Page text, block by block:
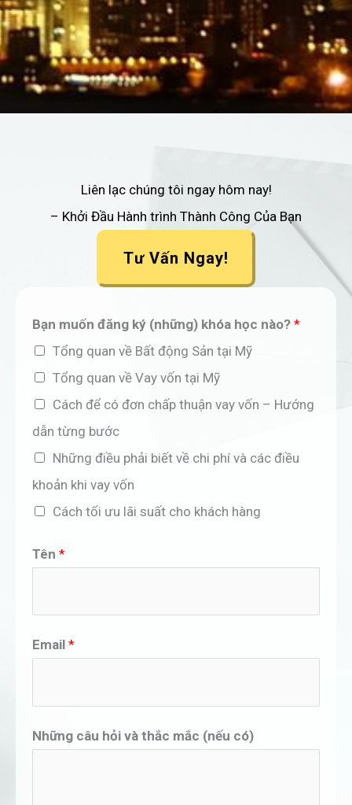
Liên lạc chúng tôi ngay hôm nay!
– Khởi Đầu Hành trình Thành Công Của Bạn
Tư Vấn Ngay!
Bạn muốn đăng ký (những) khóa học nào? *
Tổng quan về Bất động Sản tại Mỹ
Tổng quan về Vay vốn tại Mỹ
Cách để có đơn chấp thuận vay vốn – Hướng
dẫn từng bước
Những điều phải biết về chi phí và các điều
khoản khi vay vốn
Cách tối ưu lãi suất cho khách hàng
Tên *
Email *
Những câu hỏi và thắc mắc (nếu có)